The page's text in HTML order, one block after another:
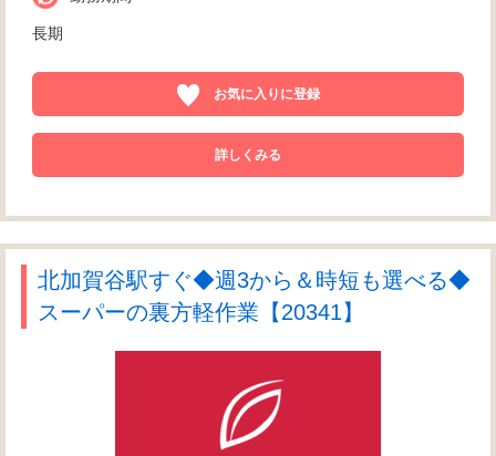
長期
お気に入りに登録
詳しくみる
北加賀谷駅すぐ◆週3から＆時短も選べる◆
スーパーの裏方軽作業【20341】